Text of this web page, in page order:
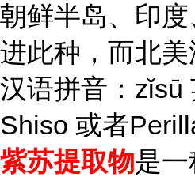
朝鲜半岛、印度
进此种，而北美
汉语拼音：zǐsū
Shiso 或者
紫苏提取物是